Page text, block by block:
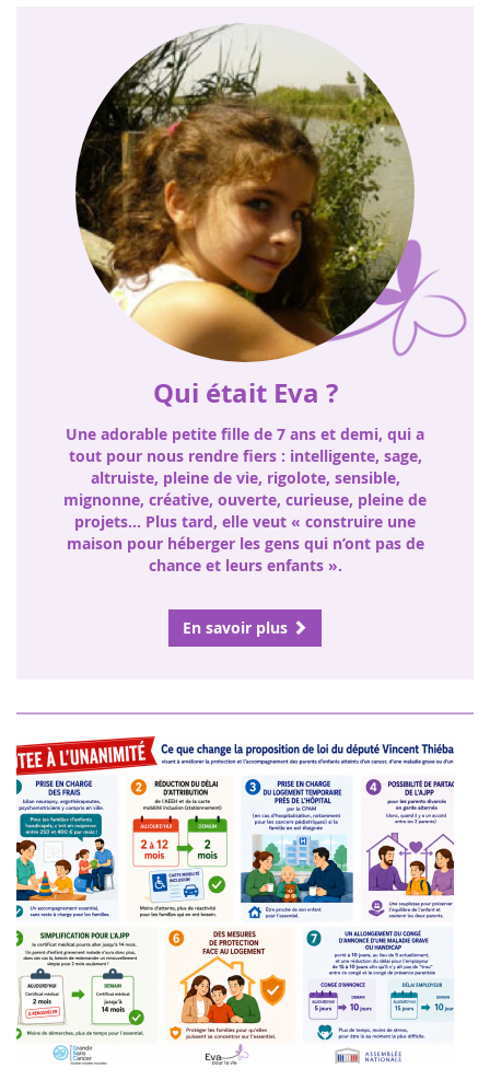
Qui était Eva ?
Une adorable petite fille de 7 ans et demi, qui a
tout pour nous rendre fiers : intelligente, sage,
altruiste, pleine de vie, rigolote, sensible,
mignonne, créative, ouverte, curieuse, pleine de
projets… Plus tard, elle veut « construire une
maison pour héberger les gens qui n’ont pas de
chance et leurs enfants ».
En savoir plus